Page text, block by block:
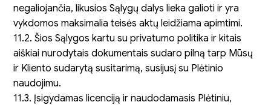
negaliojančia, likusios Sąlygų dalys lieka galioti ir yra
vykdomos maksimalia teisės aktų leidžiama apimtimi.
11.2. Šios Sąlygos kartu su privatumo politika ir kitais
aiškiai nurodytais dokumentais sudaro pilną tarp Mūsų
ir Kliento sudarytą susitarimą, susijusį su Plėtinio
naudojimu.
11.3. Įsigydamas licenciją ir naudodamasis Plėtiniu,